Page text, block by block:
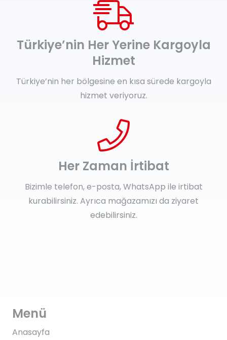
Türkiye’nin Her Yerine Kargoyla
Hizmet
Türkiye’nin her bölgesine en kısa sürede kargoyla
hizmet veriyoruz.
Her Zaman İrtibat
Bizimle telefon, e-posta, WhatsApp ile irtibat
kurabilirsiniz. Ayrıca mağazamızı da ziyaret
edebilirsiniz.
Menü
Anasayfa